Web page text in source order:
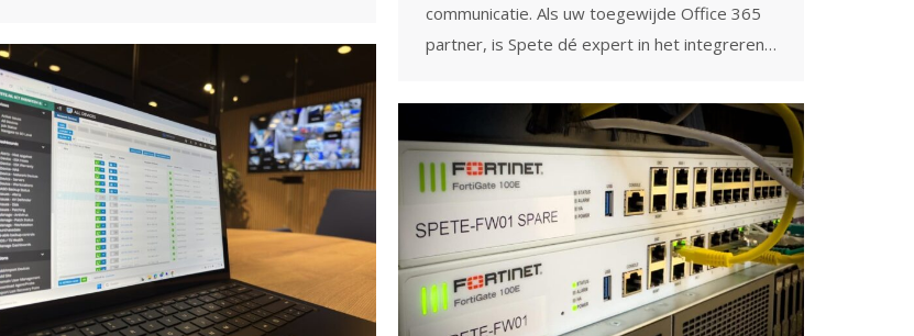
communicatie. Als uw toegewijde Office 365
partner, is Spete dé expert in het integreren…